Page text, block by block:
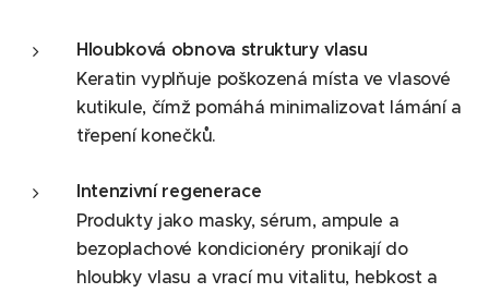
Hloubková obnova struktury vlasu
Keratin vyplňuje poškozená místa ve vlasové
kutikule, čímž pomáhá minimalizovat lámání a
třepení konečků.
Intenzivní regenerace
Produkty jako masky, sérum, ampule a
bezoplachové kondicionéry pronikají do
hloubky vlasu a vrací mu vitalitu, hebkost a